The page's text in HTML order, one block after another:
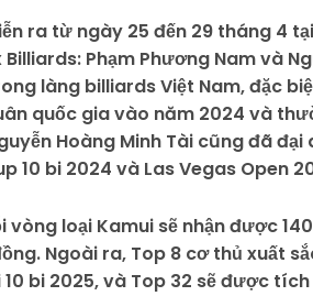
ra từ ngày 25 đến 29 tháng 4
Phạm Phương Nam và
làng billiards Việt Nam, đặc
quốc gia vào năm 2024 và
Hoàng Minh Tài cũng đã
10 bi 2024 và Las Vegas Open
vòng loại Kamui sẽ nhận được
Ngoài ra, Top 8 cơ thủ xuất
bi 2025, và Top 32 sẽ được